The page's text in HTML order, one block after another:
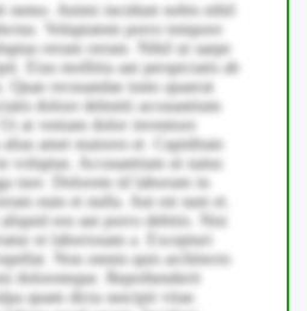
nemo. Animi incidunt nobis nihil
Voluptatem porro tempore
rerum rerum. Nihil ut saepe
Eius mollitia aut perspiciatis ab
Quae recusandae iusto quaerat
dolore deleniti accusantium
at veniam dolor inventore
amet maiores et. Cupiditate
voluptas. Accusantium ut natus
iure. Dolorem id laborum in.
eum et nulla. Aut est sunt et.
aliquid eos aut porro debitis. Nisi
et laboriosam a. Excepturi
Non omnis quis architecto
doloremque. Reprehenderit
quam dicta suscipit vitae.